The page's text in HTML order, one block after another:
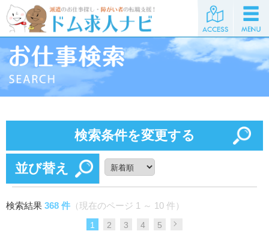
検索条件を変更する
並び替え
検索結果 368 件 （現在のページ 1 ～ 10 件）
1 2 3 4 5